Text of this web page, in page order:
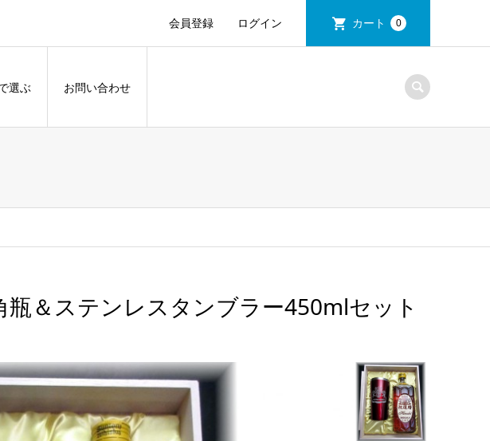
会員登録 ログイン カート 0
選ぶ お問い合わせ
＆ステンレスタンブラー450mlセット